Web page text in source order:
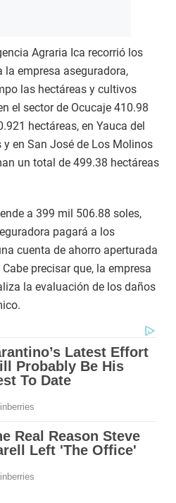
Agraria Ica recorrió los
empresa aseguradora,
las hectáreas y cultivos
el sector de Ocucaje 410.98
hectáreas, en Yauca del
y en San José de Los Molinos
un total de 499.38 hectáreas
a 399 mil 506.88 soles,
pagará a los
cuenta de ahorro aperturada
precisar que, la empresa
la evaluación de los daños